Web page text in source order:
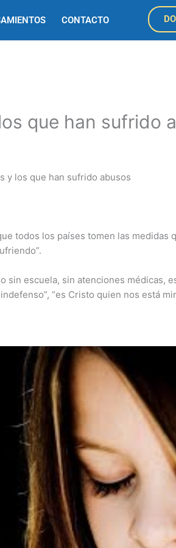
CONTACTO
que han sufrido
todos los países tomen las medidas
sin escuela, sin atenciones médicas,
“es Cristo quien nos está